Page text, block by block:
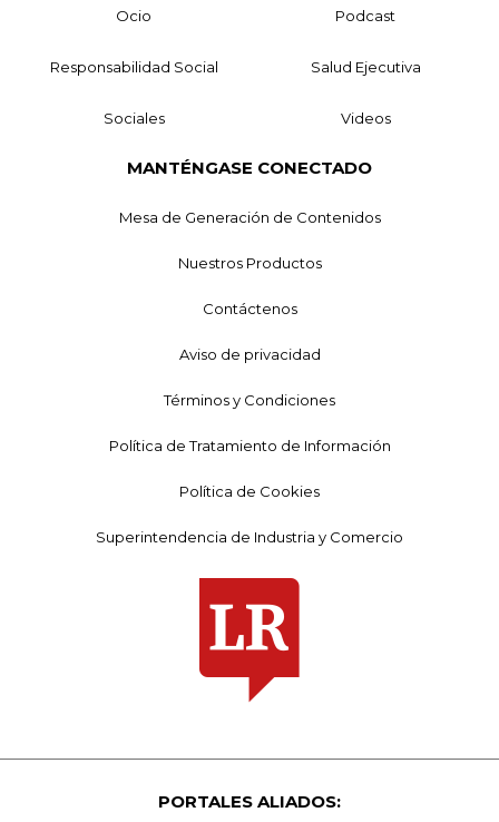
Ocio Podcast
Responsabilidad Social Salud Ejecutiva
Sociales Videos
MANTÉNGASE CONECTADO
Mesa de Generación de Contenidos
Nuestros Productos
Contáctenos
Aviso de privacidad
Términos y Condiciones
Política de Tratamiento de Información
Política de Cookies
Superintendencia de Industria y Comercio
PORTALES ALIADOS: